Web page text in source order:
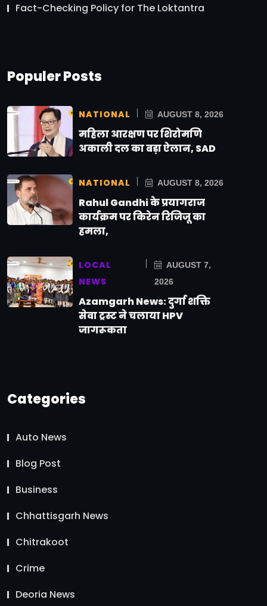
Fact-Checking Policy for The Loktantra
Populer Posts
NATIONAL AUGUST 8, 2026
महिला आरक्षण पर शिरोमणि
अकाली दल का बड़ा ऐलान, SAD
NATIONAL AUGUST 8, 2026
Rahul Gandhi के प्रयागराज
कार्यक्रम पर किरेन रिजिजू का
हमला,
LOCAL
NEWS
AUGUST 7,
2026
Azamgarh News: दुर्गा शक्ति
सेवा ट्रस्ट ने चलाया HPV
जागरूकता
Categories
Auto News
Blog Post
Business
Chhattisgarh News
Chitrakoot
Crime
Deoria News